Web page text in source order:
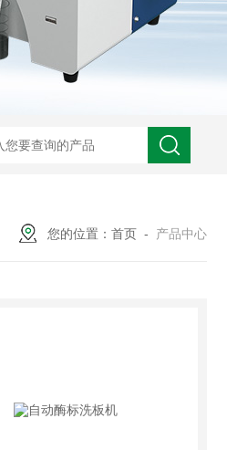
您的位置： 首页 - 产品中心